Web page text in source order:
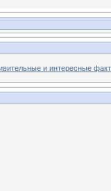
и интересные